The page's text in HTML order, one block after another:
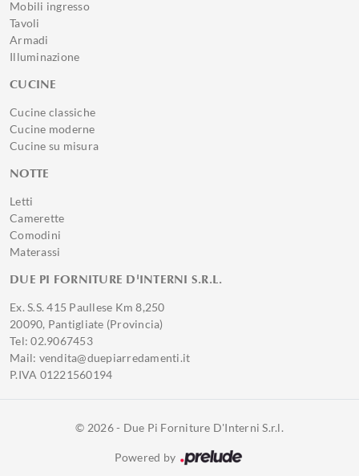
Mobili ingresso
Tavoli
Armadi
Illuminazione
CUCINE
Cucine classiche
Cucine moderne
Cucine su misura
NOTTE
Letti
Camerette
Comodini
Materassi
DUE PI FORNITURE D'INTERNI S.R.L.
Ex. S.S. 415 Paullese Km 8,250
20090, Pantigliate (Provincia)
Tel: 02.9067453
Mail: vendita@duepiarredamenti.it
P.IVA 01221560194
© 2026 - Due Pi Forniture D'Interni S.r.l.
Powered by